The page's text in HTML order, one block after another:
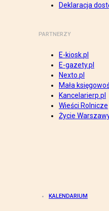
Deklaracja
PARTNERZY
E-kiosk.pl
E-gazety.pl
Nexto.pl
Mała
Kancelarierp.pl
Wieści Rolnicze
Życie
KALENDARIUM